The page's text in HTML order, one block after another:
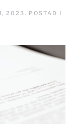
2023. POSTAD I